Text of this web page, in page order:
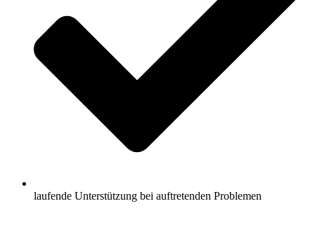
laufende Unterstützung bei auftretenden Problemen